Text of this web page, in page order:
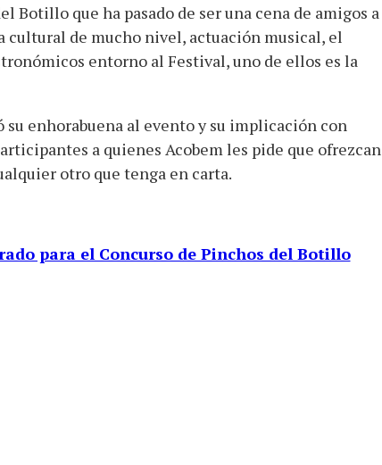
Botillo que ha pasado de ser una cena de amigos a
cultural de mucho nivel, actuación musical, el
entorno al Festival, uno de ellos es la
enhorabuena al evento y su implicación con
a quienes Acobem les pide que ofrezcan
otro que tenga en carta.
para el Concurso de Pinchos del Botillo